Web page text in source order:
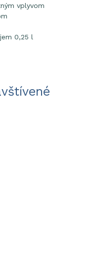
vplyvom
0,25 l